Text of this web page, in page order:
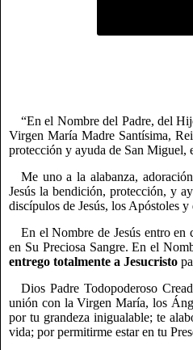
“En el Nombre del Padre, del
Virgen María Madre Santísima,
protección y ayuda de San Miguel,
Me uno a la alabanza,
Jesús la bendición, protección, y
discípulos de Jesús, los Apóstoles
En el Nombre de Jesús entro
en Su Preciosa Sangre. En el
entrego totalmente a Jesucristo
Dios Padre Todopoderoso
unión con la Virgen María, los
por tu grandeza inigualable; te
vida; por permitirme estar en tu